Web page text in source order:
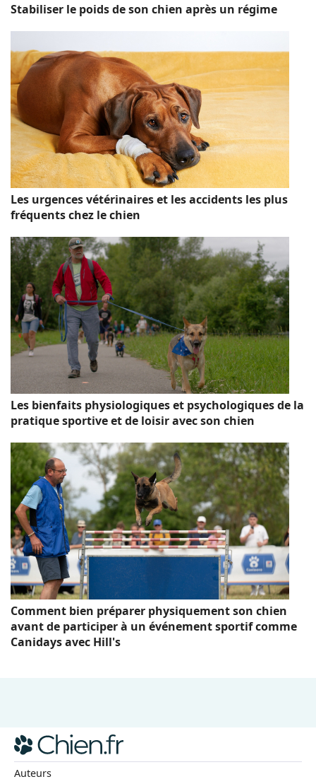
Stabiliser le poids de son chien après un régime
Les urgences vétérinaires et les accidents les plus
fréquents chez le chien
Les bienfaits physiologiques et psychologiques de la
pratique sportive et de loisir avec son chien
Comment bien préparer physiquement son chien
avant de participer à un événement sportif comme
Canidays avec Hill's
Auteurs